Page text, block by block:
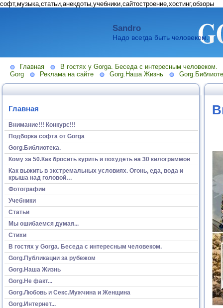
софт,музыка,статьи,анекдоты,учебники,сайтостроение,хостинг,обзоры
Sandro
Надо всегда быть человеком.
Главная
В гостях у Gorga. Беседа с интересным человеком.
Gorg
Реклама на сайте Gorg.Наша Жизнь
Главная
Внимание!!! Конкурс!!!
Подборка софта от Gorga
Gorg.Библиотека.
Кому за 50.Как бросить курить и похудеть на 30 килограммов
Как выжить в экстремальных условиях. Огонь, еда, вода и
крыша над головой…
Фотографии
Учебники
Статьи
Мы ошибаемся думая...
Стихи
В гостях у Gorga. Беседа с интересным человеком.
Gorg.Публикации за рубежом
Gorg.Наша Жизнь
Gorg.Не факт...
Gorg.Любовь и Секс.Мужчина и Женщина
Gorg.Интернет...